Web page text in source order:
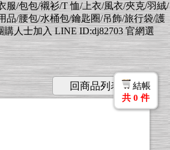
服/包包/襯衫/T 恤/上衣/風衣/夾克/羽絨/
品/腰包/水桶包/鑰匙圈/吊飾/旅行袋/護
人士加入 LINE ID:dj82703 官網選
回商品列表
結帳
共 0 件